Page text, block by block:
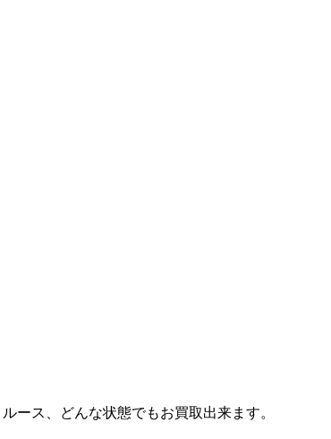
ース、どんな状態でもお買取出来ます。